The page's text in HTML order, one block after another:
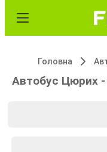
Головна
Автобус Цюрих -